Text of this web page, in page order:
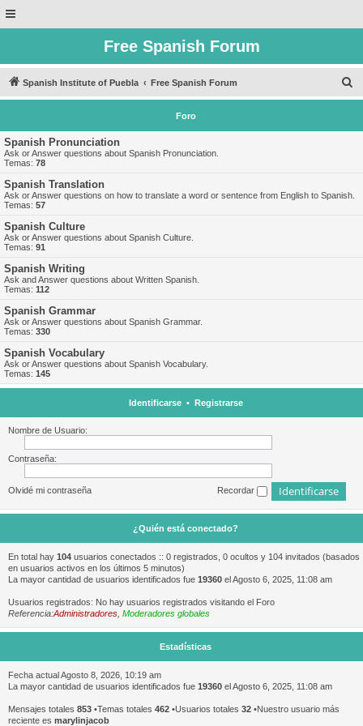
Free Spanish Forum
Spanish Institute of Puebla Free Spanish Forum
u
Foro
Spanish Pronunciation
Ask or Answer questions about Spanish Pronunciation.
Temas: 78
Spanish Translation
Ask or Answer questions on how to translate a word or sentence from English to Spanish.
Temas: 57
Spanish Culture
Ask or Answer questions about Spanish Culture.
Temas: 91
Spanish Writing
Ask and Answer questions about Written Spanish.
Temas: 112
Spanish Grammar
Ask or Answer questions about Spanish Grammar.
Temas: 330
Spanish Vocabulary
Ask or Answer questions about Spanish Vocabulary.
Temas: 145
Identificarse• Registrarse
Nombre de Usuario:
Contraseña:
Olvidé mi contraseña Recordar
¿Quién está conectado?
En total hay 104 usuarios conectados :: 0 registrados, 0 ocultos y 104 invitados (basados
en usuarios activos en los últimos 5 minutos)
La mayor cantidad de usuarios identificados fue 19360 el Agosto 6, 2025, 11:08 am
Usuarios registrados: No hay usuarios registrados visitando el Foro
Referencia:Administradores Moderadores globales
Estadísticas
Fecha actual Agosto 8, 2026, 10:19 am
La mayor cantidad de usuarios identificados fue 19360 el Agosto 6, 2025, 11:08 am
Mensajes totales 853 •Temas totales 462 •Usuarios totales 32 •Nuestro usuario más
reciente es marylinjacob